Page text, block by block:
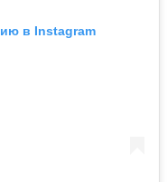
в Instagram